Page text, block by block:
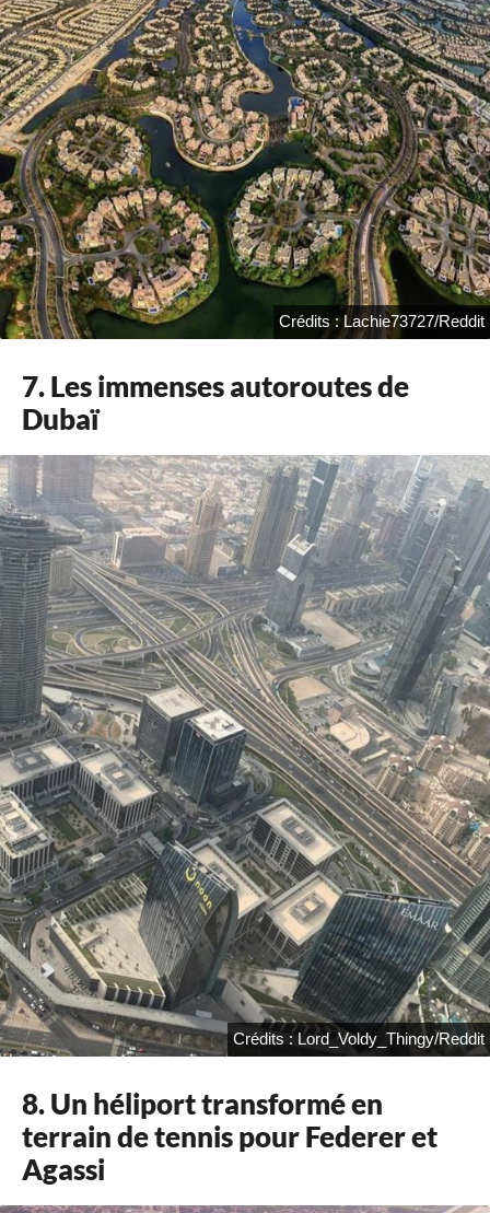
Crédits : Lachie73727/Reddit
7. Les immenses autoroutes de
Dubaï
Crédits : Lord_Voldy_Thingy/Reddit
8. Un héliport transformé en
terrain de tennis pour Federer et
Agassi